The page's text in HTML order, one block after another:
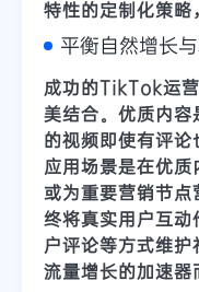
特性的定制化策略
平衡自然增长
成功的TikTok运
美结合。优质内
的视频即使有评
应用场景是在优质
或为重要营销节
终将真实用户互动
户评论等方式维
流量增长的加速器